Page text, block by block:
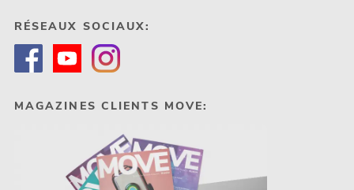
RÉSEAUX SOCIAUX:
MAGAZINES CLIENTS MOVE: